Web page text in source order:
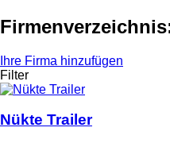
Ihre Firma hinzufügen
Filter
Nükte Trailer